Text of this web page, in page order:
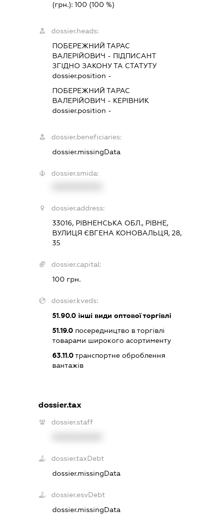
(грн.):100 (100 %)
dossier.heads:
ПОБЕРЕЖНИЙ ТАРАС
ВАЛЕРІЙОВИЧ - ПІДПИСАНТ
ЗГІДНО ЗАКОНУ ТА СТАТУТУ
dossier.position -
ПОБЕРЕЖНИЙ ТАРАС
ВАЛЕРІЙОВИЧ - КЕРІВНИК
dossier.position -
dossier.beneficiaries:
dossier.missingData
dossier.smida:
dossier.address:
33016, РІВНЕНСЬКА ОБЛ., РІВНЕ,
ВУЛИЦЯ ЄВГЕНА КОНОВАЛЬЦЯ, 28,
35
dossier.capital:
100 грн.
dossier.kveds:
51.90.0 інші види оптової торгівлі
51.19.0 посередництво в торгівлі
товарами широкого асортименту
63.11.0транспортне оброблення
вантажів
dossier.tax
dossier.staff
dossier.taxDebt
dossier.missingData
dossier.esvDebt
dossier.missingData